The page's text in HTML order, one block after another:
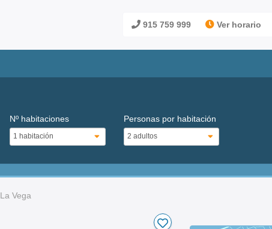
915 759 999 Ver horario
Nº habitaciones Personas por habitación
La Vega